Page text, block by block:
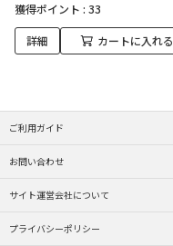
獲得ポイント : 33
詳細 カートに入れる
ご利用ガイド
お問い合わせ
サイト運営会社について
プライバシーポリシー